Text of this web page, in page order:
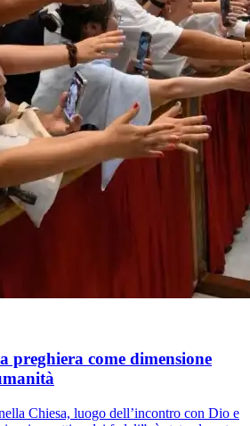
preghiera come dimensione
Chiesa, luogo dell’incontro con Dio e